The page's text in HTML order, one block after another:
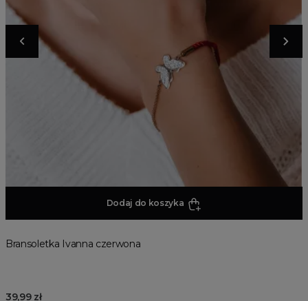
Dodaj do koszyka
Bransoletka Ivanna czerwona
39,99 zł